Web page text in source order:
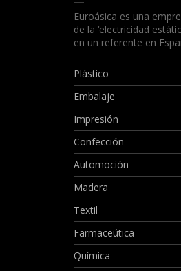
Euroásica es una
de la ‘electricidad
en un referente en
Plástico
Embalaje
Impresión
Confección
Automoción
Madera
Textil
Farmaceútica
Química